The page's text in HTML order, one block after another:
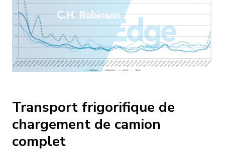
Transport frigorifique de
chargement de camion
complet